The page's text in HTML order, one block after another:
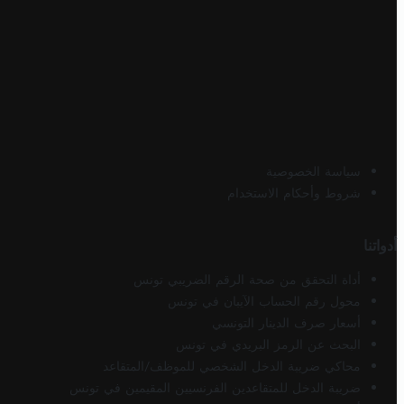
سياسة الخصوصية
شروط وأحكام الاستخدام
أدواتنا
أداة التحقق من صحة الرقم الضريبي تونس
محول رقم الحساب الآيبان في تونس
أسعار صرف الدينار التونسي
البحث عن الرمز البريدي في تونس
محاكي ضريبة الدخل الشخصي للموظف/المتقاعد
ضريبة الدخل للمتقاعدين الفرنسيين المقيمين في تونس